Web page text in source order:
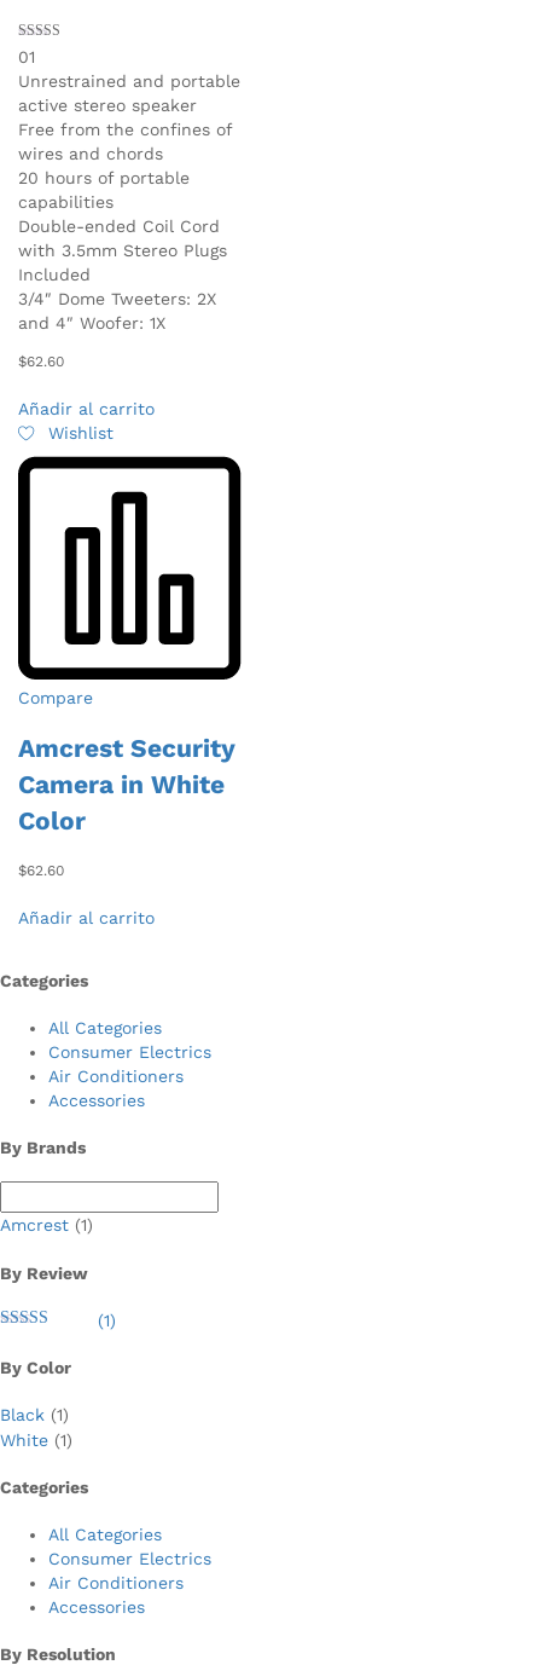
Valorado en
5.00
de 5
01
Unrestrained and portable
active stereo speaker
Free from the confines of
wires and chords
20 hours of portable
capabilities
Double-ended Coil Cord
with 3.5mm Stereo Plugs
Included
3/4″ Dome Tweeters: 2X
and 4″ Woofer: 1X
$62.60
Añadir al carrito
Wishlist
Compare
Amcrest Security
Camera in White
Color
$62.60
Añadir al carrito
Categories
All Categories
Consumer Electrics
Air Conditioners
Accessories
By Brands
Amcrest (1)
By Review
5de 5
(1)
By Color
Black (1)
White (1)
Categories
All Categories
Consumer Electrics
Air Conditioners
Accessories
By Resolution